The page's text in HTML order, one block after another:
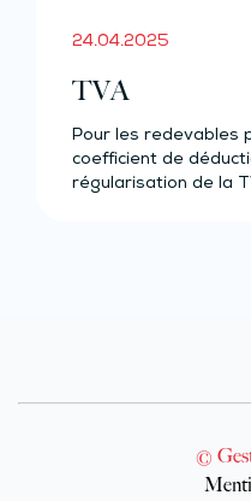
24.04.2025
TVA
Pour les redevables
coefficient de
régularisation de la
©